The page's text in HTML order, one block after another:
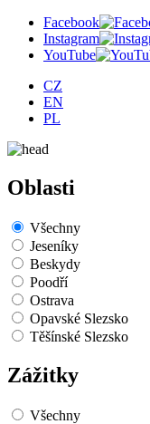
Facebook
Instagram
YouTube
CZ
EN
PL
Oblasti
Všechny
Jeseníky
Beskydy
Poodří
Ostrava
Opavské Slezsko
Těšínské Slezsko
Zážitky
Všechny